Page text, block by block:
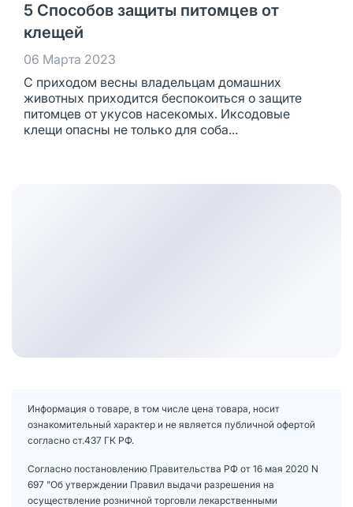
5 Способов защиты питомцев от
клещей
06 Марта 2023
С приходом весны владельцам домашних
животных приходится беспокоиться о защите
питомцев от укусов насекомых. Иксодовые
клещи опасны не только для соба...
Информация о товаре, в том числе цена товара, носит
ознакомительный характер и не является публичной офертой
согласно ст.437 ГК РФ.
Согласно постановлению Правительства РФ от 16 мая 2020 N
697 "Об утверждении Правил выдачи разрешения на
осуществление розничной торговли лекарственными